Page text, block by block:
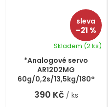
–21 %
*Analogové servo
AR1202MG
60g/0,2s/13,5kg/180°
Power HD
Skladem (2 ks)
390 Kč / ks